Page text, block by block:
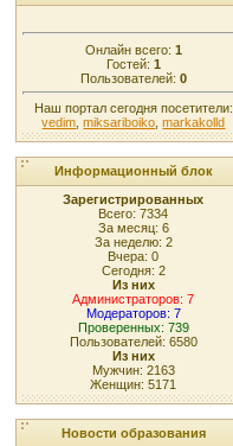
Онлайн всего: 1
Гостей: 1
Пользователей: 0
Наш портал сегодня посетители:
vedim ,miksariboiko ,markakolld
Информационный блок
Зарегистрированных
Всего: 7334
За месяц: 6
За неделю: 2
Вчера: 0
Сегодня: 2
Из них
Администраторов: 7
Модераторов: 7
Проверенных: 739
Пользователей: 6580
Из них
Мужчин: 2163
Женщин: 5171
Новости образования